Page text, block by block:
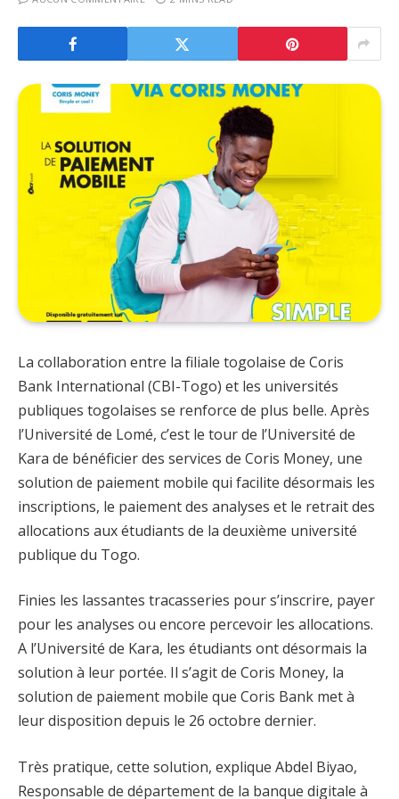
La collaboration entre la filiale togolaise de Coris
Bank International (CBI-Togo) et les universités
publiques togolaises se renforce de plus belle. Après
l’Université de Lomé, c’est le tour de l’Université de
Kara de bénéficier des services de Coris Money, une
solution de paiement mobile qui facilite désormais les
inscriptions, le paiement des analyses et le retrait des
allocations aux étudiants de la deuxième université
publique du Togo.
Finies les lassantes tracasseries pour s’inscrire, payer
pour les analyses ou encore percevoir les allocations.
A l’Université de Kara, les étudiants ont désormais la
solution à leur portée. Il s’agit de Coris Money, la
solution de paiement mobile que Coris Bank met à
leur disposition depuis le 26 octobre dernier.
Très pratique, cette solution, explique Abdel Biyao,
Responsable de département de la banque digitale à